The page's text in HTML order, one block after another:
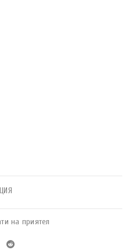
на приятел